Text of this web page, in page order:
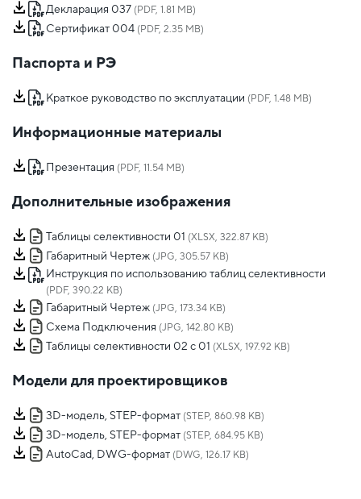
Декларация 037 (PDF, 1.81 MB)
Сертификат 004 (PDF, 2.35 MB)
Паспорта и РЭ
Краткое руководство по эксплуатации (PDF, 1.48 MB)
Информационные материалы
Презентация (PDF, 11.54 MB)
Дополнительные изображения
Таблицы селективности 01 (XLSX, 322.87 KB)
Габаритный Чертеж (JPG, 305.57 KB)
Инструкция по использованию таблиц селективности
(PDF, 390.22 KB)
Габаритный Чертеж (JPG, 173.34 KB)
Схема Подключения (JPG, 142.80 KB)
Таблицы селективности 02 с 01 (XLSX, 197.92 KB)
Модели для проектировщиков
3D-модель, STEP-формат (STEP, 860.98 KB)
3D-модель, STEP-формат (STEP, 684.95 KB)
AutoCad, DWG-формат (DWG, 126.17 KB)